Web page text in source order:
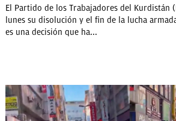
El Partido de los Trabajadores del Kurdistán
lunes su disolución y el fin de la lucha
es una decisión que ha...